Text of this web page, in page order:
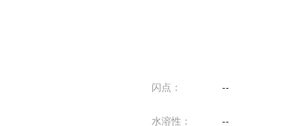
闪点： --
水溶性： --